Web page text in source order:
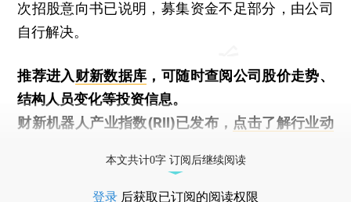
次招股意向书已说明，募集资金不足部分，由公司
自行解决。
推荐进入财新数据库 ，可随时查阅公司股价走势、
结构人员变化等投资信息。
财新机器人产业指数(RII)已发布， 点击了解行业动
本文共计0字 订阅后继续阅读
登录 后获取已订阅的阅读权限